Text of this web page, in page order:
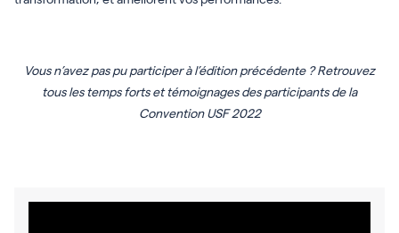
Vous n’avez pas pu participer à l’édition précédente ? Retrouvez
tous les temps forts et témoignages des participants de la
Convention USF 2022